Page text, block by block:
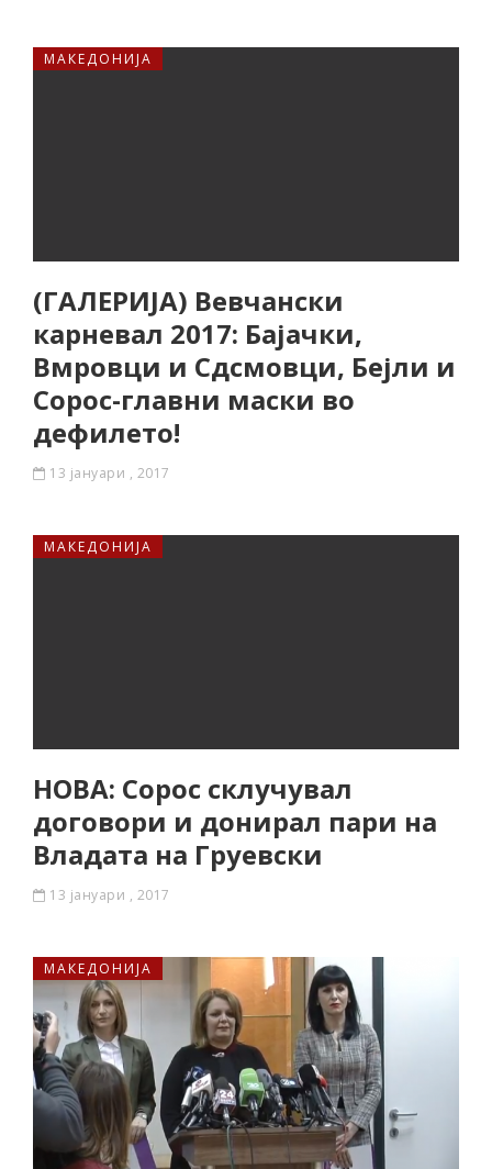
МАКЕДОНИЈА
(ГАЛЕРИЈА) Вевчански
карневал 2017: Бајачки,
Вмровци и Сдсмовци, Бејли и
Сорос-главни маски во
дефилето!
13 јануари , 2017
МАКЕДОНИЈА
НОВА: Сорос склучувал
договори и донирал пари на
Владата на Груевски
13 јануари , 2017
МАКЕДОНИЈА